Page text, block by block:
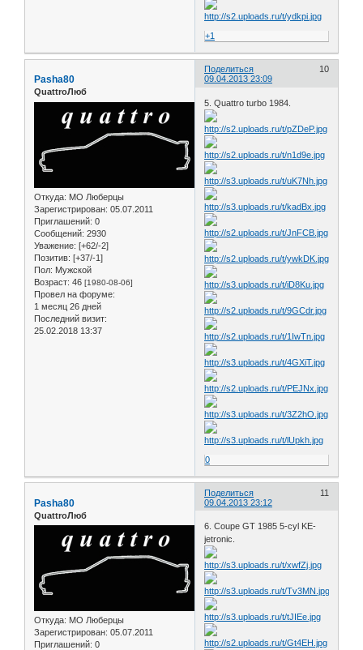
+1
Поделиться
10
09.04.2013 23:09
Pasha80
QuattroЛюб
Откуда: МО Люберцы
Зарегистрирован: 05.07.2011
Приглашений: 0
Сообщений: 2930
Уважение: [+62/-2]
Позитив: [+37/-1]
Пол: Мужской
Возраст: 46 [1980-08-06]
Провел на форуме:
1 месяц 26 дней
Последний визит:
25.02.2018 13:37
5. Quattro turbo 1984.
0
Поделиться
11
09.04.2013 23:12
Pasha80
QuattroЛюб
Откуда: МО Люберцы
Зарегистрирован: 05.07.2011
Приглашений: 0
6. Coupe GT 1985 5-cyl KE-
jetronic.